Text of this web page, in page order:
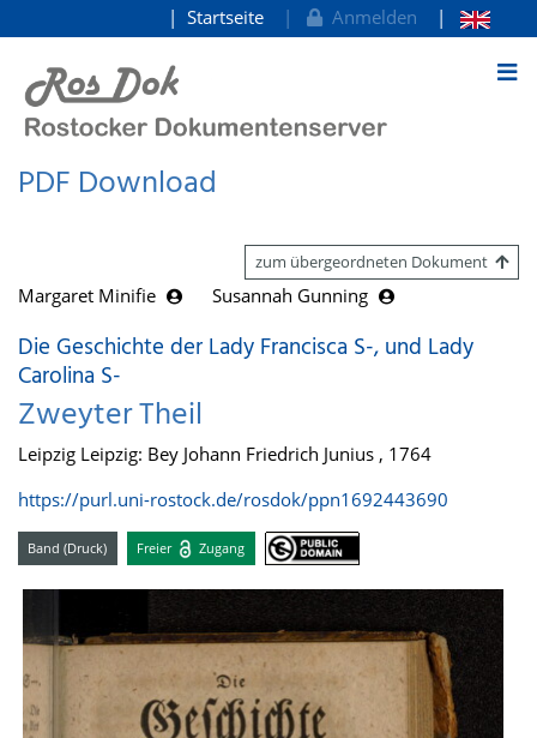
zum Inhalt
Startseite Anmelden
PDF Download
zum übergeordneten Dokument
Margaret Minifie Susannah Gunning
Die Geschichte der Lady Francisca S-, und Lady
Carolina S-
Zweyter Theil
Leipzig Leipzig: Bey Johann Friedrich Junius , 1764
https://purl.uni-rostock.de/rosdok/ppn1692443690
Band (Druck) Freier Zugang